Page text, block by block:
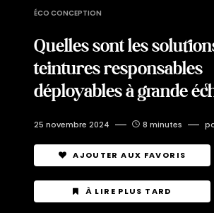
ÉCO CONCEPTION
Quelles sont les
teintures responsables
déployables à grande
25 novembre 2024 8 minutes
AJOUTER AUX FAVORIS
À LIRE PLUS TARD